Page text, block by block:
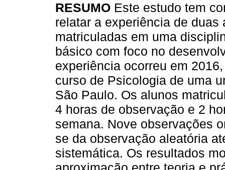
RESUMO Este estudo tem
relatar a experiência de duas
matriculadas em uma
básico com foco no
experiência ocorreu em
curso de Psicologia de uma
São Paulo. Os alunos
4 horas de observação e 2
semana. Nove observações
se da observação aleatória
sistemática. Os resultados